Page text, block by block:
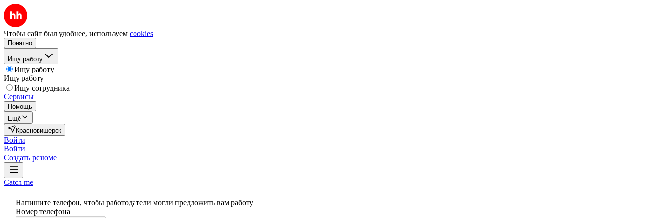
Чтобы сайт был удобнее, используем cookies
Понятно
Ищу работу
Ищу работу
Ищу работу
Ищу сотрудника
Сервисы
Помощь
Ещё
Красновишерск
Войти
Войти
Создать резюме
Catch me
Напишите телефон, чтобы работодатели могли предложить вам работу
Номер телефона